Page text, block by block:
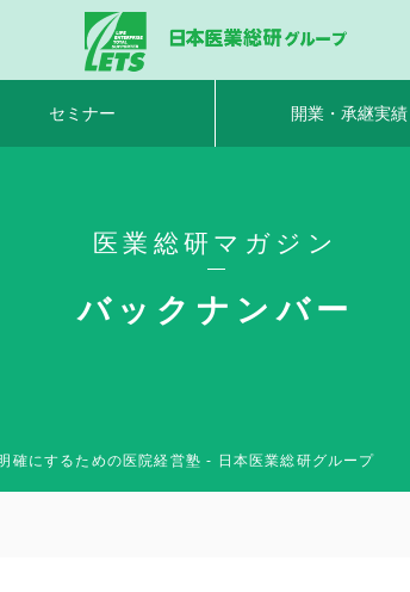
セミナー 開業・承継実績
医業総研マガジン
バックナンバー
確にするための医院経営塾 - 日本医業総研グループ